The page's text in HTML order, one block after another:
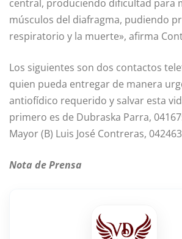
central, produciendo dificultad para
músculos del diafragma, pudiendo
respiratorio y la muerte», afirma
Los siguientes son dos contactos
quien pueda entregar de manera
antiofídico requerido y salvar esta
primero es de Dubraska Parra,
Mayor (B) Luis José Contreras,
Nota de Prensa